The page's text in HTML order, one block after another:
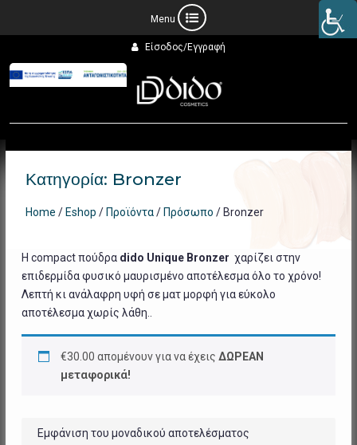
στο
περιεχόμενο
Είσοδος/Εγγραφή
Κατηγορία: Bronzer
Home / Eshop / Προϊόντα/ Πρόσωπο / Bronzer
H compact πούδρα dido Unique Bronzer χαρίζει στην
επιδερμίδα φυσικό μαυρισμένο αποτέλεσμα όλο το χρόνο!
Λεπτή κι ανάλαφρη υφή σε ματ μορφή για εύκολο
αποτέλεσμα χωρίς λάθη..
€30.00 απομένουν για να έχεις ΔΩΡΕΑΝ
μεταφορικά!
Εμφάνιση του μοναδικού αποτελέσματος